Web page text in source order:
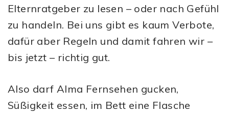
Elternratgeber zu lesen – oder nach Gefühl
zu handeln. Bei uns gibt es kaum Verbote,
dafür aber Regeln und damit fahren wir –
bis jetzt – richtig gut.
Also darf Alma Fernsehen gucken,
Süßigkeit essen, im Bett eine Flasche